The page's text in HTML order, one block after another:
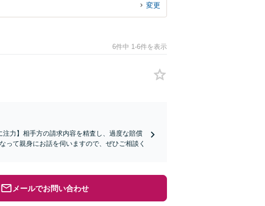
変更
6件中 1-6件を表示
注力】相手方の請求内容を精査し、過度な賠償
って親身にお話を伺いますので、ぜひご相談く
メールでお問い合わせ